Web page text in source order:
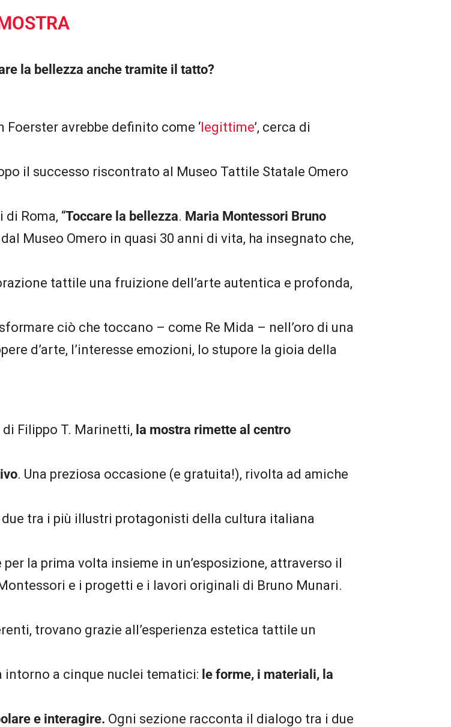
la bellezza anche tramite il tatto?
avrebbe definito come ‘legittime’, cerca di
il successo riscontrato al Museo Tattile Statale Omero
Roma, “Toccare la bellezza. Maria Montessori Bruno
Museo Omero in quasi 30 anni di vita, ha insegnato che,
tattile una fruizione dell’arte autentica e profonda,
ciò che toccano – come Re Mida – nell’oro di una
d’arte, l’interesse emozioni, lo stupore la gioia della
Filippo T. Marinetti, la mostra rimette al centro
. Una preziosa occasione (e gratuita!), rivolta ad amiche
tra i più illustri protagonisti della cultura italiana
la prima volta insieme in un’esposizione, attraverso il
e i progetti e i lavori originali di Bruno Munari.
trovano grazie all’esperienza estetica tattile un
intorno a cinque nuclei tematici: le forme, i materiali, la
e interagire. Ogni sezione racconta il dialogo tra i due